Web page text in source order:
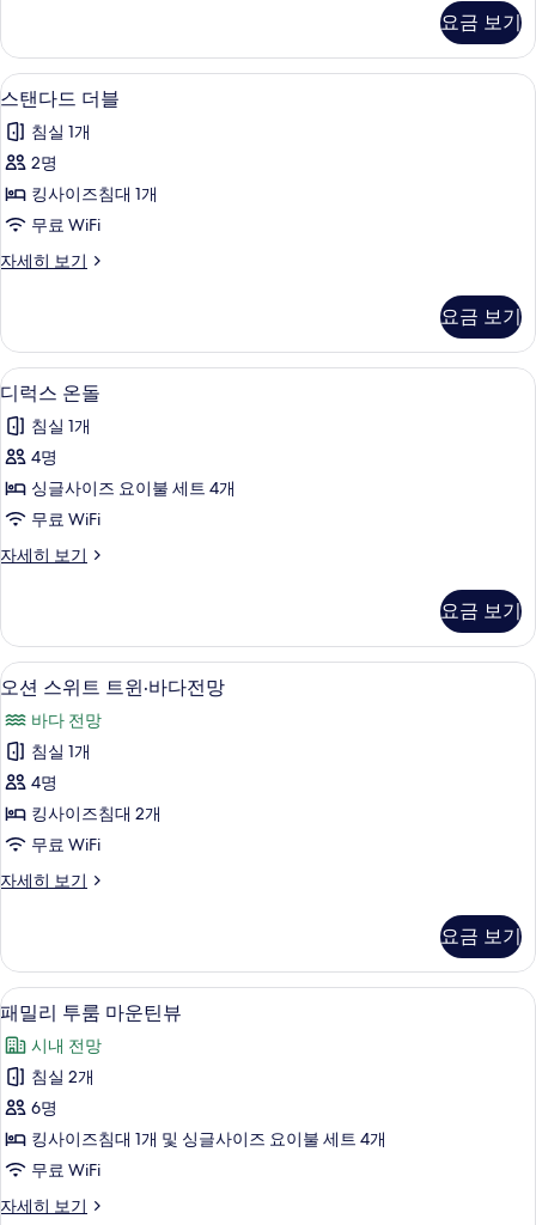
전
망
(X)
사
진
모
두
보
블
바
전
망
자
세
보
요금 보기
스
탠
다
드
더
사
모
두
보
기
1
스탠다드 더블
침실 1개
2명
킹사이즈침대 1개
무료 WiFi
자세히 보기
스
더
블
자
세
히
보
요금 보기
디
럭
스
온
돌
진
두
보
기
5
디럭스 온돌
침실 1개
4명
싱글사이즈 요이불 세트 4개
무료 WiFi
자세히 보기
디
돌
자
세
보
기
요금 보기
오
스
위
트
트
·
다
전
망
사
진
모
두
보
기
오션 스위트 트윈·바다전망 | 무료
4
오션 스위트 트윈·바다전망
바다 전망
침실 1개
4명
킹사이즈침대 2개
무료 WiFi
자세히 보기
오
트
트
윈
바
다
전
망
자
세
히
보
요금 보기
패
밀
리
투
룸
마
틴
패밀리 투룸 마운틴뷰 | 무료 WiFi, 침대
4
패밀리 투룸 마운틴뷰
시내 전망
침실 2개
6명
킹사이즈침대 1개 및 싱글사이즈 요이불 세트 4개
무료 WiFi
자세히 보기
패